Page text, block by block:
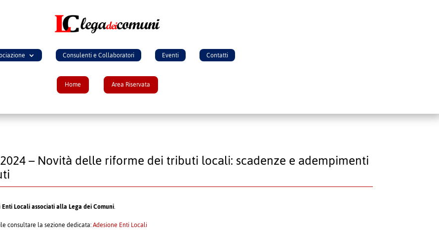
Consulenti e Collaboratori Eventi Contatti
Home Area Riservata
– Novità delle riforme dei tributi locali: scadenze e adempimenti
Enti Locali associati alla Lega dei Comuni.
consultare la sezione dedicata:Adesione Enti Locali